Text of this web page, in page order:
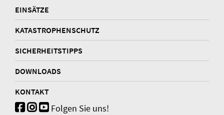
EINSÄTZE
KATASTROPHENSCHUTZ
SICHERHEITSTIPPS
DOWNLOADS
KONTAKT
Folgen Sie uns!